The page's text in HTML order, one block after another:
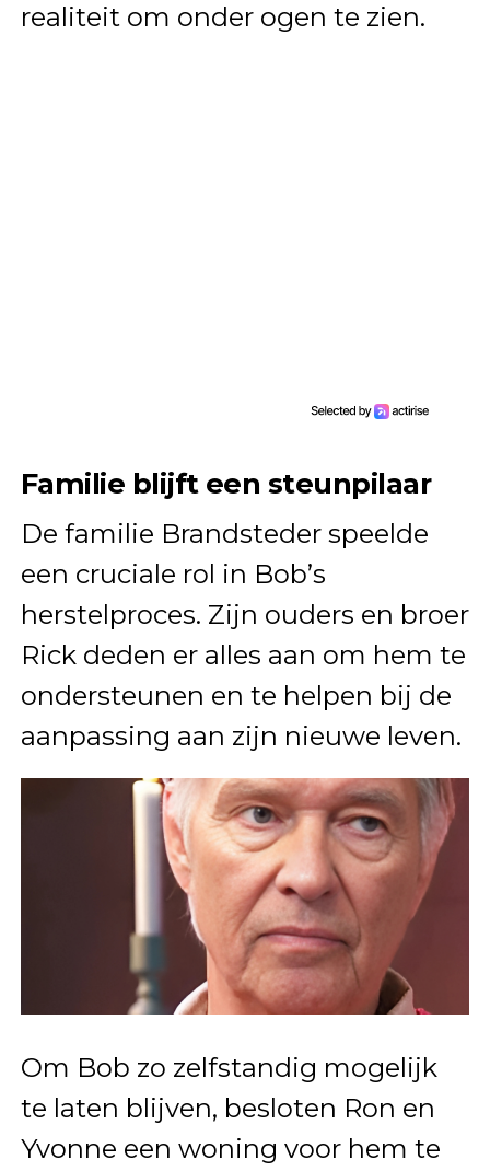
realiteit om onder ogen te zien.
Familie blijft een steunpilaar
De familie Brandsteder speelde
een cruciale rol in Bob’s
herstelproces. Zijn ouders en broer
Rick deden er alles aan om hem te
ondersteunen en te helpen bij de
aanpassing aan zijn nieuwe leven.
Om Bob zo zelfstandig mogelijk
te laten blijven, besloten Ron en
Yvonne een woning voor hem te